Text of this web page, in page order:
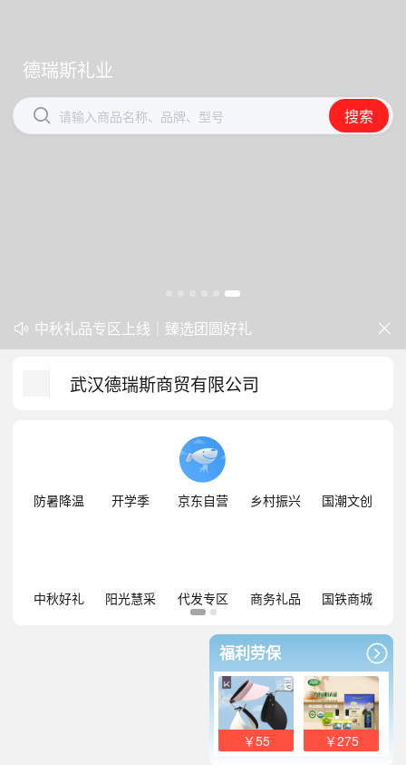
德瑞斯礼业
 请输入商品名称、品牌、型号 搜索
德瑞斯礼业
 请输入商品名称、品牌、型号 搜索

开学季礼品专区现已正式上线！
中秋礼品专区上线｜臻选团圆好礼

武汉德瑞斯商贸有限公司
防暑降温 开学季 京东自营 乡村振兴 国潮文创
中秋好礼 阳光慧采 代发专区 商务礼品 国铁商城
福利劳保
￥55 ￥275